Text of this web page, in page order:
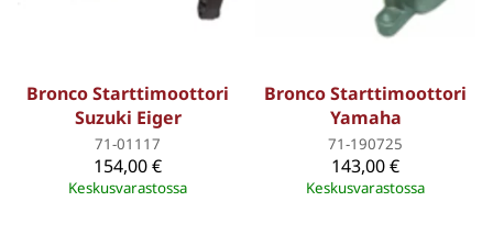
Bronco Starttimoottori
Suzuki Eiger
71-01117
154,00 €
Keskusvarastossa
Bronco Starttimoottori
Yamaha
71-190725
143,00 €
Keskusvarastossa